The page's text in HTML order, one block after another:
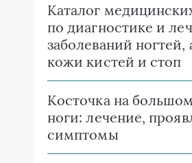
Каталог
по диагностике и
заболеваний ногтей,
кожи кистей и стоп
Косточка на
ноги: лечение,
симптомы